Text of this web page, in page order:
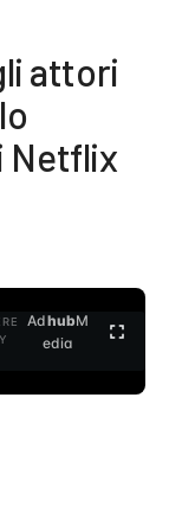
attori
Netflix
AdhubM
edia